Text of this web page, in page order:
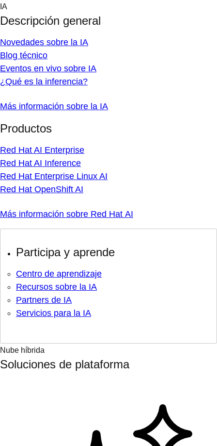
Skip
content
IA
Descripción general
Novedades sobre la IA
Blog técnico
Eventos en vivo sobre IA
¿Qué es la inferencia?
Más información sobre la IA
Productos
Red Hat AI Enterprise
Red Hat AI Inference
Red Hat Enterprise Linux AI
Red Hat OpenShift AI
Más información sobre Red Hat AI
Participa y aprende
Centro de aprendizaje
Recursos sobre la IA
Partners de IA
Servicios para la IA
Nube híbrida
Soluciones de plataforma